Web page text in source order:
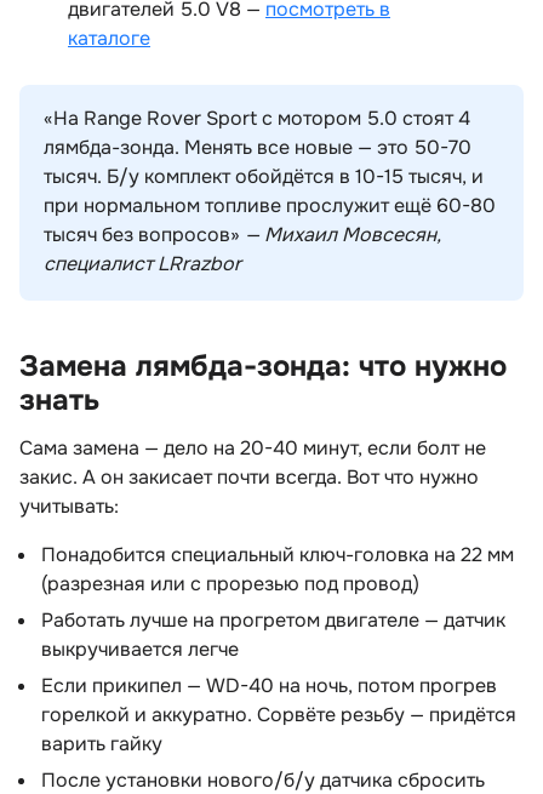
двигателей 5.0 V8 — посмотреть
каталоге
«На Range Rover Sport с мотором 5.0 стоят 4
лямбда-зонда. Менять все новые — это 50-70
тысяч. Б/у комплект обойдётся в 10-15 тысяч, и
при нормальном топливе прослужит ещё 60-80
тысяч без вопросов» — Михаил Мовсесян,
специалист LRrazbor
Замена лямбда-зонда: что нужно
знать
Сама замена — дело на 20-40 минут, если болт не
закис. А он закисает почти всегда. Вот что нужно
учитывать:
Понадобится специальный ключ-головка на 22 мм
(разрезная или с прорезью под провод)
Работать лучше на прогретом двигателе — датчик
ыкручивается легче
Если прикипел — WD-40 на ночь, потом прогре
орелкой и аккуратно. Сорвёте резьбу — придётся
арить гайку
После установки нового/б/у датчика сбросить